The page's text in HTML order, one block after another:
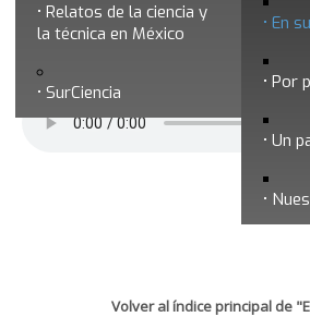
En
Por
Un
Relatos de la ciencia y
la técnica en México
SurCiencia
Volver al índice principal de